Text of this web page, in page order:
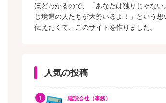
ほどわかるので、「あなたは独りじゃない
じ境遇の人たちが大勢いるよ！」という想
伝えたくて、このサイトを作りました。
人気の投稿
建設会社（事務）